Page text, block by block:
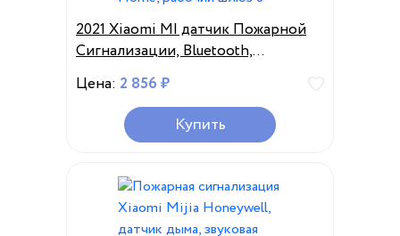
2021 Xiaomi MI датчик Пожарной
Сигнализации, Bluetooth,
звуковой визуальный датчик дыма,
дистанционное управление,
управление через приложение Mi
Home, рабочий шлюз 3
Цена: 2 856 ₽
Купить